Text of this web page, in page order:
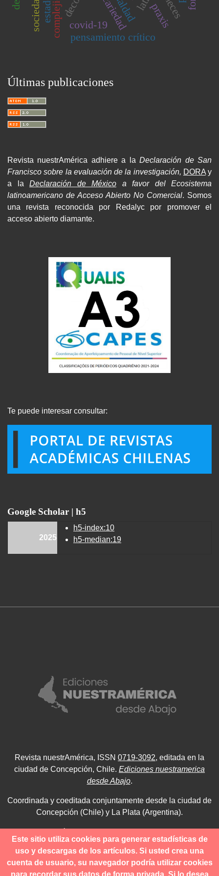
complejidad pensamiento crítico
praxis
covid-19
estado
Últimas publicaciones
Revista nuestrAmérica adhiere a laDeclaración de San
Francisco sobre la evaluación de la investigación, DORAy
a la Declaración de México a favor del Ecosistema
latinoamericano de Acceso Abierto No Comercial. Somos
una revista reconocida por Redalyc por promover el
acceso abierto diamante.
Te puede interesar consultar:
Google Scholar | h5
2025
h5-index:10
h5-median:19
Revista nuestrAmérica, ISSN 0719-3092, editada en la
ciudad de Concepción, Chile. Ediciones nuestramerica
desde Abajo.
Coordinada y coeditada conjuntamente desde la ciudad de
Concepción (Chile) y La Plata (Argentina).
contacto@revistanuestramerica.cl
Toda comunicación respecto a los envíos se deben realizar
Este sitio utiliza cookies para generar estadísticas de
uso y descargas de los artículos. Si usted crea una
cuenta de usuario, su navegador podría utilizar cookies
para recordar sus datos de forma privada. Si lo desea